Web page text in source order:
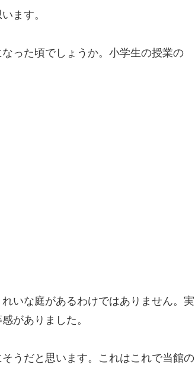
ます。
った頃でしょうか。小学生の授業の
いな庭があるわけではありません。実
がありました。
うだと思います。これはこれで当館の